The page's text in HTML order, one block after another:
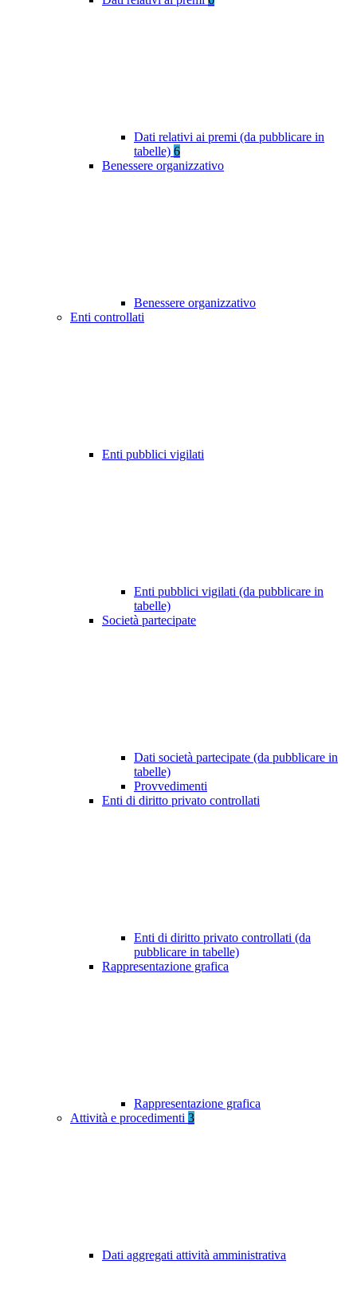
Dati relativi ai premi (da pubblicare in
tabelle) 6
Benessere organizzativo
Benessere organizzativo
Enti controllati
Enti pubblici vigilati
Enti pubblici vigilati (da pubblicare in
tabelle)
Società partecipate
Dati società partecipate (da pubblicare in
tabelle)
Provvedimenti
Enti di diritto privato controllati
Enti di diritto privato controllati (da
pubblicare in tabelle)
Rappresentazione grafica
Rappresentazione grafica
Attività e procedimenti 3
Dati aggregati attività amministrativa